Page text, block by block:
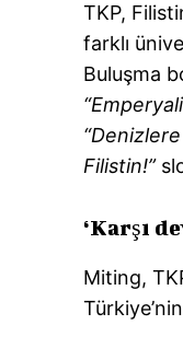
TKP,
farklı
Buluşma
Filistin!”
‘Karşı
Miting,